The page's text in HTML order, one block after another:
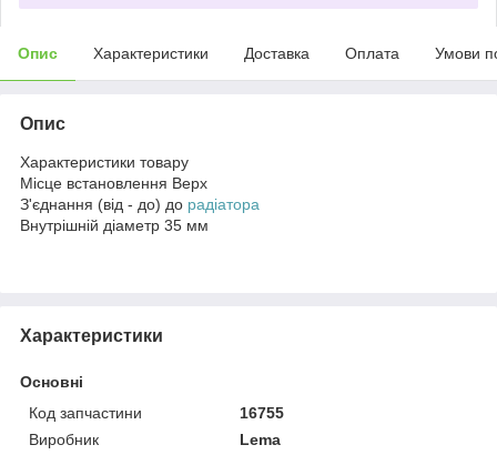
Опис Характеристики Доставка Оплата Умови
Опис
Характеристики товару
Місце встановлення Верх
З'єднання (від - до) до радіатора
Внутрішній діаметр 35 мм
Характеристики
Основні
Код запчастини
16755
Виробник
Lema